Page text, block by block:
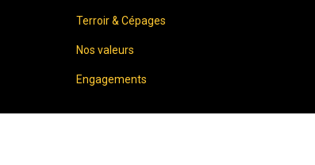
Terroir & Cépages
Nos valeurs
Engagements